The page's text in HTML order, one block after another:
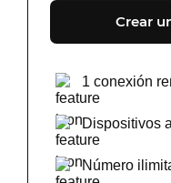
Crear
1 conexión
Dispositivos
Número